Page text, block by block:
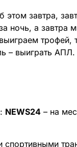
этом завтра,
ночь, а
трофей,
– выиграть
NEWS24 – на